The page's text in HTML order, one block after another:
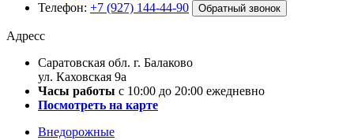
Телефон: +7 (927) 144-44-90 Обратный звонок
Адресс
Саратовская обл. г. Балаково
ул. Каховская 9а
Часы работы с 10:00 до 20:00 ежедневно
Посмотреть на карте
Внедорожные